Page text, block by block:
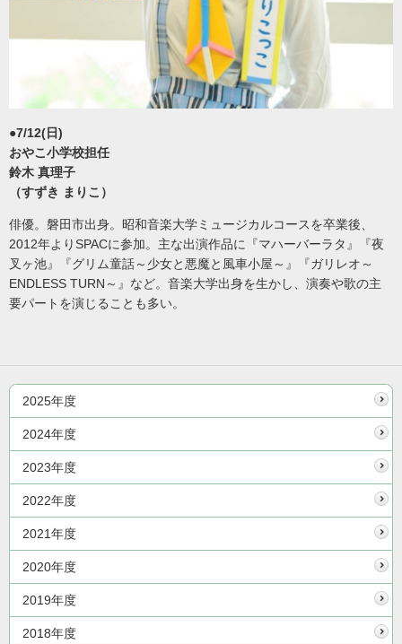
●7/12(日)
おやこ小学校担任
鈴木 真理子
（すずき まりこ）
俳優。磐田市出身。昭和音楽大学ミュージカルコースを卒業後、
2012年よりSPACに参加。主な出演作品に『マハーバーラタ』『夜
叉ヶ池』『グリム童話～少女と悪魔と風車小屋～』『ガリレオ～
ENDLESS TURN～』など。音楽大学出身を生かし、演奏や歌の主
要パートを演じることも多い。
2025年度
2024年度
2023年度
2022年度
2021年度
2020年度
2019年度
2018年度